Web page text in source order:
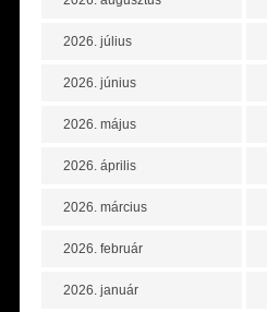
2026. július
2026. június
2026. május
2026. április
2026. március
2026. február
2026. január